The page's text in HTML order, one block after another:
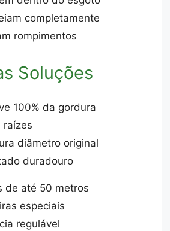
completamente
rompimentos
Soluções
100% da gordura
raízes
diâmetro original
duradouro
de até 50 metros
especiais
regulável